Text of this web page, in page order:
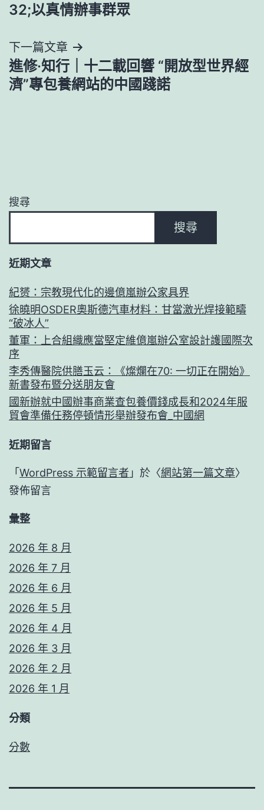
覽
32;以真情辦事群眾
下一篇文章
進修·知行｜十二載回響 “開放型世界經
濟”專包養網站的中國踐諾
搜尋
搜尋
近期文章
紀赟：宗教現代化的邊億嵐辦公家具界
徐曉明OSDER奧斯德汽車材料：甘當激光焊接範疇
“破冰人”
董軍：上合組織應當堅定維億嵐辦公室設計護國際次
序
李秀傳醫院供膳玉云：《燦爛在70: 一切正在開始》
新書發布暨分送朋友會
國新辦就中國辦事商業查包養價錢成長和2024年服
貿會準備任務停頓情形舉辦發布會_中國網
近期留言
「 WordPress 示範留言者 」於〈網站第一篇文章〉
發佈留言
彙整
2026 年 8 月
2026 年 7 月
2026 年 6 月
2026 年 5 月
2026 年 4 月
2026 年 3 月
2026 年 2 月
2026 年 1 月
分類
分數